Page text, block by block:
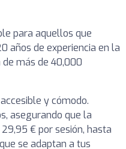
para aquellos que
años de experiencia en la
más de 40,000
y cómodo.
asegurando que la
€ por sesión, hasta
se adaptan a tus